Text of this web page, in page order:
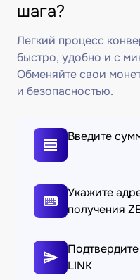
шага?
Легкий процесс
быстро, удобно и с
Обменяйте свои
и безопасностью.
Введите
Укажите
получения
LINK